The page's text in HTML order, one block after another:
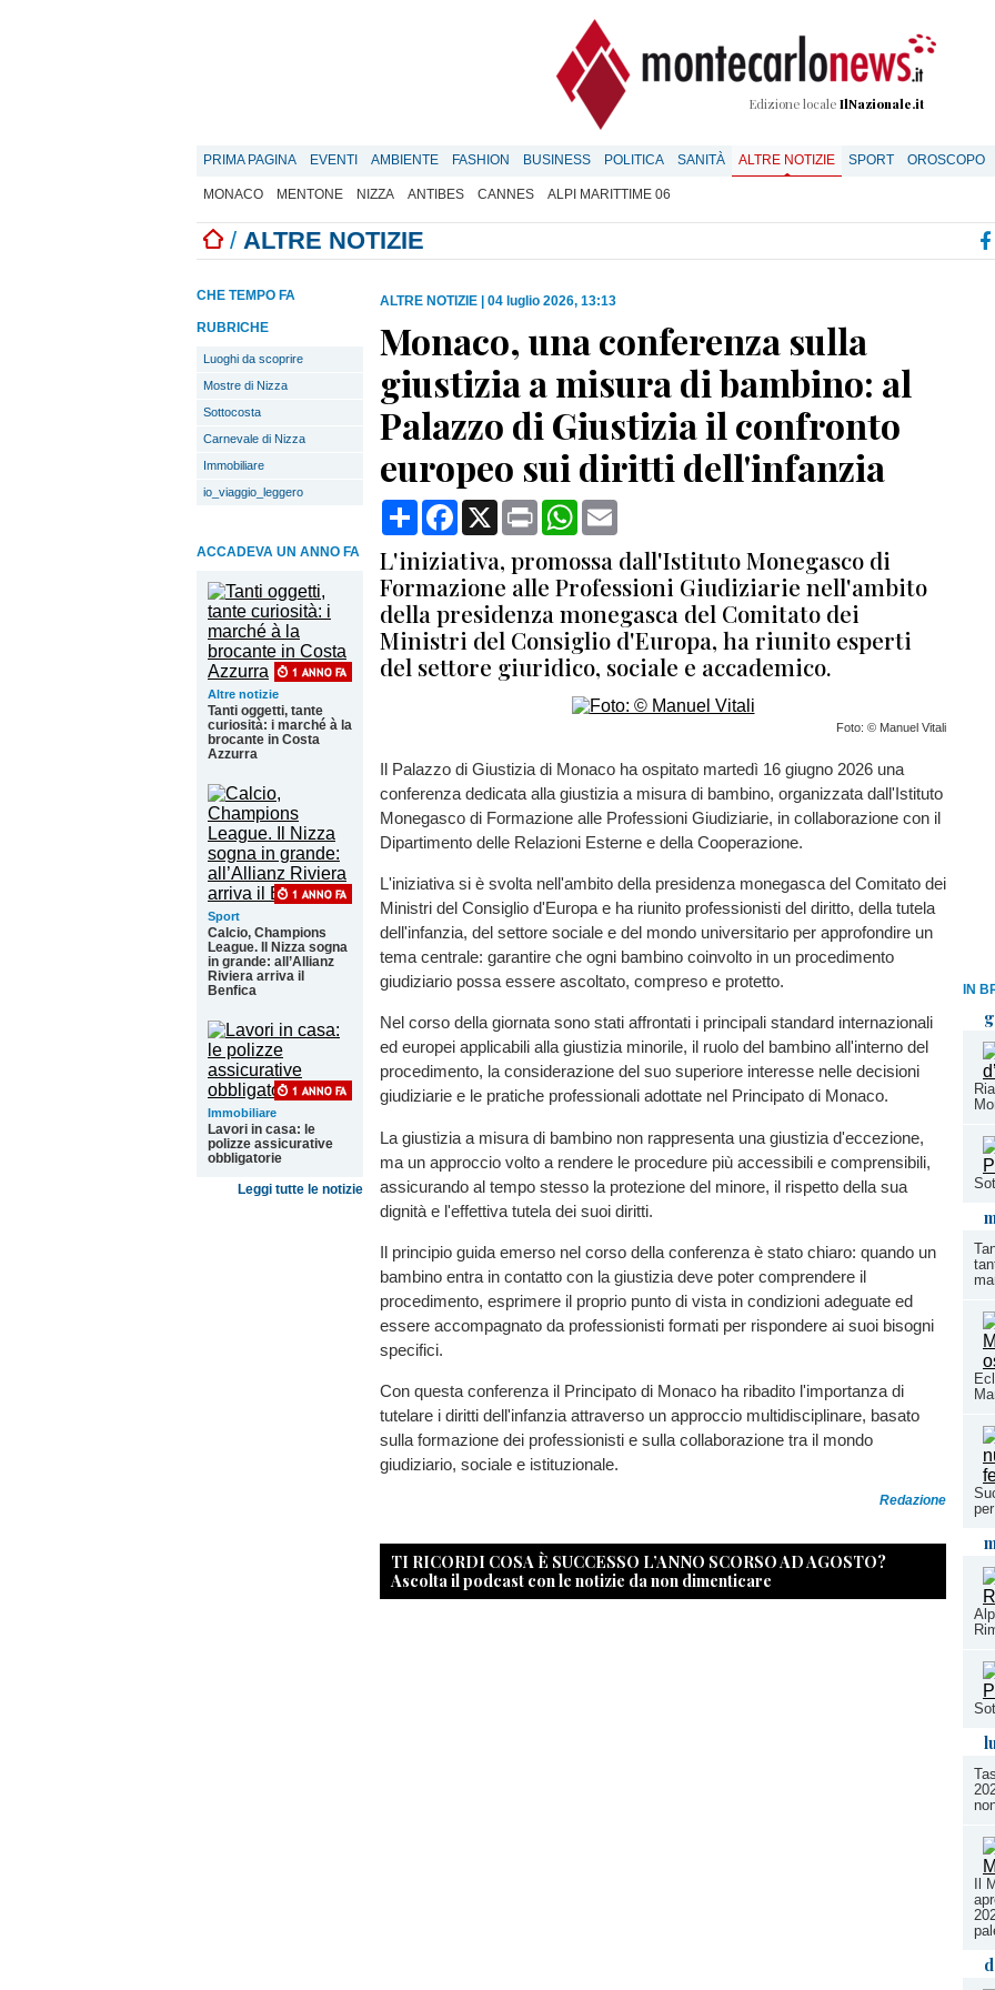
Edizione locale IlNazionale.it
PRIMA PAGINA EVENTI AMBIENTE FASHION BUSINESS POLITICA SANITÀ ALTRE NOTIZIE SPORT OROSCOPO
MONACO MENTONE NIZZA ANTIBES CANNES ALPI MARITTIME 06
/ ALTRE NOTIZIE
IN
Il
CHE TEMPO FA
RUBRICHE
Luoghi da scoprire
Mostre di Nizza
Sottocosta
Carnevale di Nizza
Immobiliare
io_viaggio_leggero
ACCADEVA UN ANNO FA
Altre notizie
Tanti oggetti, tante
curiosità: i marché à la
brocante in Costa
Azzurra
Sport
Calcio, Champions
League. Il Nizza sogna
in grande: all’Allianz
Riviera arriva il
Benfica
Immobiliare
Lavori in casa: le
polizze assicurative
obbligatorie
Leggi tutte le notizie
ALTRE NOTIZIE 04 luglio 2026, 13:13
Monaco, una conferenza sulla
giustizia a misura di bambino: al
Palazzo di Giustizia il confronto
europeo sui diritti dell'infanzia
CondividiFacebook
X Print WhatsApp
L'iniziativa, promossa dall'Istituto Monegasco di
Formazione alle Professioni Giudiziarie nell'ambito
della presidenza monegasca del Comitato dei
Ministri del Consiglio d'Europa, ha riunito esperti
del settore giuridico, sociale e accademico.
Foto: © Manuel Vitali
Il Palazzo di Giustizia di Monaco ha ospitato martedì 16 giugno 2026 una
conferenza dedicata alla giustizia a misura di bambino, organizzata dall'Istituto
Monegasco di Formazione alle Professioni Giudiziarie, in collaborazione con il
Dipartimento delle Relazioni Esterne e della Cooperazione.
L'iniziativa si è svolta nell'ambito della presidenza monegasca del Comitato dei
Ministri del Consiglio d'Europa e ha riunito professionisti del diritto, della tutela
dell'infanzia, del settore sociale e del mondo universitario per approfondire un
tema centrale: garantire che ogni bambino coinvolto in un procedimento
giudiziario possa essere ascoltato, compreso e protetto.
Nel corso della giornata sono stati affrontati i principali standard internazionali
ed europei applicabili alla giustizia minorile, il ruolo del bambino all'interno del
procedimento, la considerazione del suo superiore interesse nelle decisioni
giudiziarie e le pratiche professionali adottate nel Principato di Monaco.
La giustizia a misura di bambino non rappresenta una giustizia d'eccezione,
ma un approccio volto a rendere le procedure più accessibili e comprensibili,
assicurando al tempo stesso la protezione del minore, il rispetto della sua
dignità e l'effettiva tutela dei suoi diritti.
Il principio guida emerso nel corso della conferenza è stato chiaro: quando un
bambino entra in contatto con la giustizia deve poter comprendere il
procedimento, esprimere il proprio punto di vista in condizioni adeguate ed
essere accompagnato da professionisti formati per rispondere ai suoi bisogni
specifici.
Con questa conferenza il Principato di Monaco ha ribadito l'importanza di
tutelare i diritti dell'infanzia attraverso un approccio multidisciplinare, basato
sulla formazione dei professionisti e sulla collaborazione tra il mondo
giudiziario, sociale e istituzionale.
Redazione
TI RICORDI COSA È SUCCESSO L’ANNO SCORSO AD AGOSTO?
Ascolta il podcast con le notizie da non dimenticare